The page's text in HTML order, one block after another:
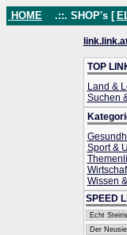
HOME .::. SHOP's [
TOP
Land &
Suchen
Sport &
Wissen
SPEED